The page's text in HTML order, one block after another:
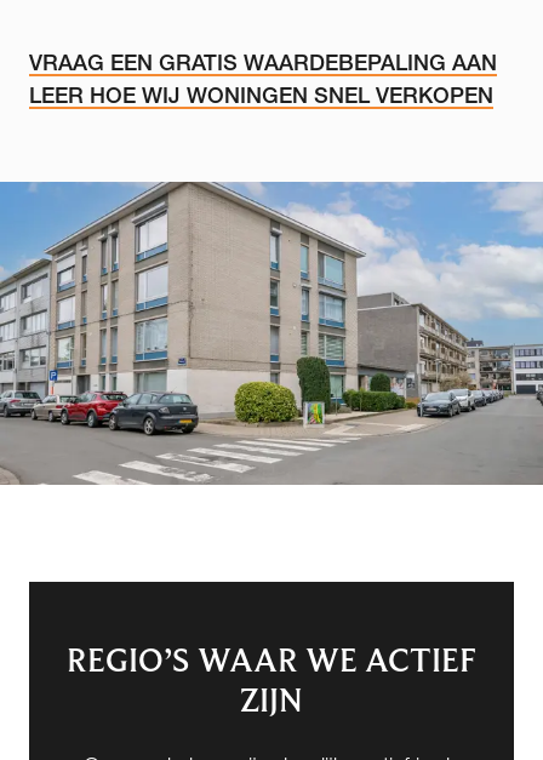
VRAAG EEN GRATIS WAARDEBEPALING AAN
LEER HOE WIJ WONINGEN SNEL VERKOPEN
REGIO’S WAAR WE ACTIEF
ZIJN